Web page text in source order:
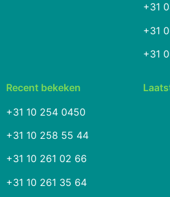
+31
+31
+31
Recent bekeken
+31 10 254 0450
+31 10 258 55 44
+31 10 261 02 66
+31 10 261 35 64